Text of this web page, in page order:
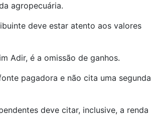
agropecuária.
deve estar atento aos valores
Adir, é a omissão de ganhos.
pagadora e não cita uma segunda
deve citar, inclusive, a renda